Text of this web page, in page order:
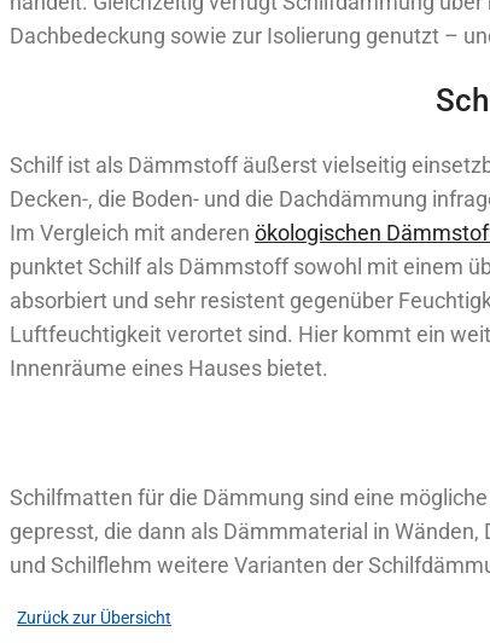
Dachbedeckung sowie zur Isolierung genutzt –
Schilf ist als Dämmstoff äußerst vielseitig
Decken-, die Boden- und die Dachdämmung
Im Vergleich mit anderen ökologischen
punktet Schilf als Dämmstoff sowohl mit einem
absorbiert und sehr resistent gegenüber
Luftfeuchtigkeit verortet sind. Hier kommt ein
Innenräume eines Hauses bietet.
Schilfmatten für die Dämmung sind eine
gepresst, die dann als Dämmmaterial in
und Schilflehm weitere Varianten der
Zurück zur Übersicht